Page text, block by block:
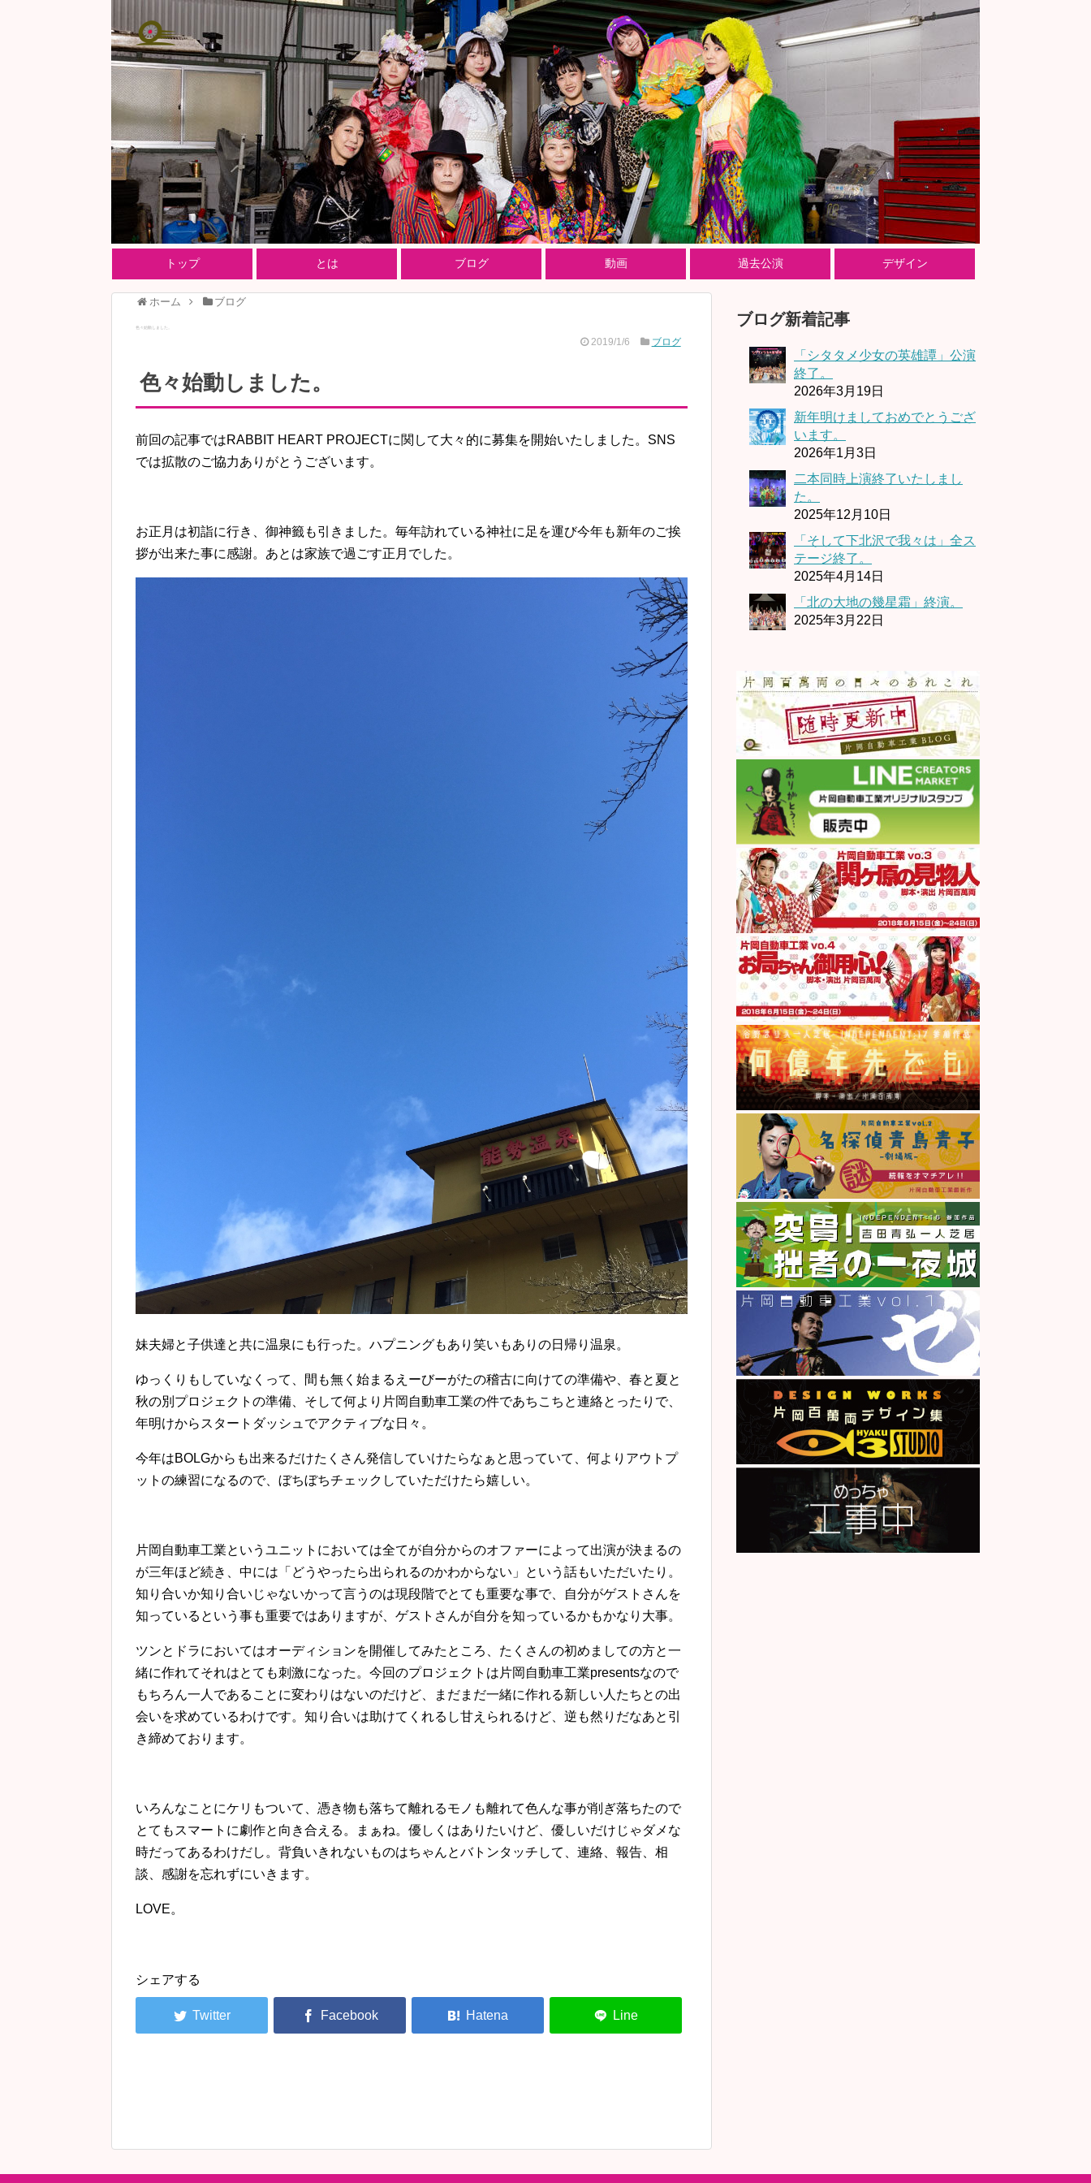
トップ とは ブログ 動画 過去公演 デザイン
ホーム ブログ
色々始動しました。
2019/1/6 ブログ
色々始動しました。
前回の記事ではRABBIT HEART PROJECTに関して大々的に募集を開始いたしました。SNS
では拡散のご協力ありがとうございます。
お正月は初詣に行き、御神籤も引きました。毎年訪れている神社に足を運び今年も新年のご挨
拶が出来た事に感謝。あとは家族で過ごす正月でした。
妹夫婦と子供達と共に温泉にも行った。ハプニングもあり笑いもありの日帰り温泉。
ゆっくりもしていなくって、間も無く始まるえーびーがたの稽古に向けての準備や、春と夏と
秋の別プロジェクトの準備、そして何より片岡自動車工業の件であちこちと連絡とったりで、
年明けからスタートダッシュでアクティブな日々。
今年はBOLGからも出来るだけたくさん発信していけたらなぁと思っていて、何よりアウトプ
ットの練習になるので、ぼちぼちチェックしていただけたら嬉しい。
片岡自動車工業というユニットにおいては全てが自分からのオファーによって出演が決まるの
が三年ほど続き、中には「どうやったら出られるのかわからない」という話もいただいたり。
知り合いか知り合いじゃないかって言うのは現段階でとても重要な事で、自分がゲストさんを
知っているという事も重要ではありますが、ゲストさんが自分を知っているかもかなり大事。
ツンとドラにおいてはオーディションを開催してみたところ、たくさんの初めましての方と一
緒に作れてそれはとても刺激になった。今回のプロジェクトは片岡自動車工業presentsなので
もちろん一人であることに変わりはないのだけど、まだまだ一緒に作れる新しい人たちとの出
会いを求めているわけです。知り合いは助けてくれるし甘えられるけど、逆も然りだなあと引
き締めております。
いろんなことにケリもついて、憑き物も落ちて離れるモノも離れて色んな事が削ぎ落ちたので
とてもスマートに劇作と向き合える。まぁね。優しくはありたいけど、優しいだけじゃダメな
時だってあるわけだし。背負いきれないものはちゃんとバトンタッチして、連絡、報告、相
談、感謝を忘れずにいきます。
LOVE。
シェアする
ブログ新着記事
「シタタメ少女の英雄譚」公演
終了。
2026年3月19日
新年明けましておめでとうござ
います。
2026年1月3日
二本同時上演終了いたしまし
た。
2025年12月10日
「そして下北沢で我々は」全ス
テージ終了。
2025年4月14日
「北の大地の幾星霜」終演。
2025年3月22日